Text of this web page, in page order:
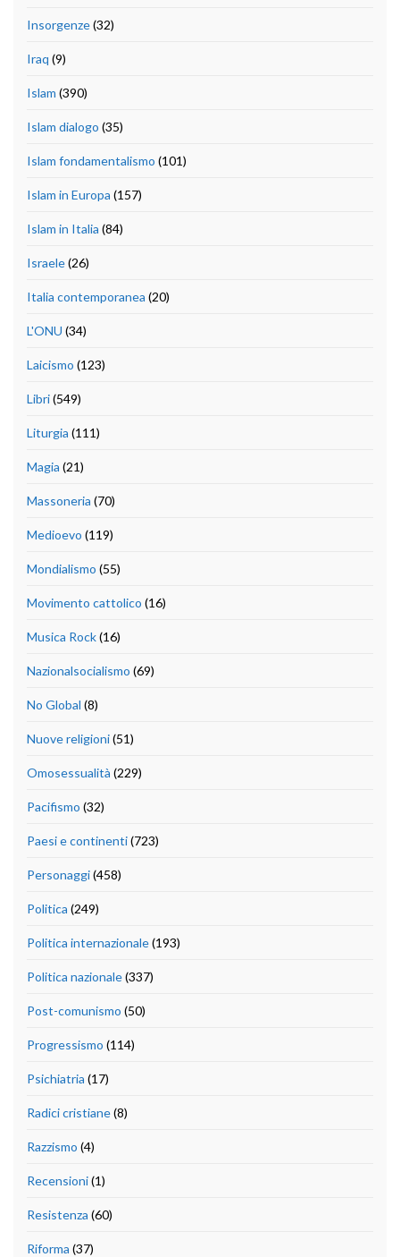
Insorgenze(32)
Iraq (9)
Islam (390)
Islam dialogo (35)
Islam fondamentalismo (101)
Islam in Europa (157)
Islam in Italia (84)
Israele(26)
Italia contemporanea (20)
L'ONU (34)
Laicismo (123)
Libri(549)
Liturgia (111)
Magia (21)
Massoneria (70)
Medioevo (119)
Mondialismo (55)
Movimento cattolico (16)
Musica Rock(16)
Nazionalsocialismo (69)
No Global (8)
Nuove religioni(51)
Omosessualità (229)
Pacifismo (32)
Paesi e continenti(723)
Personaggi(458)
Politica (249)
Politica internazionale(193)
Politica nazionale(337)
Post-comunismo (50)
Progressismo (114)
Psichiatria (17)
Radici cristiane(8)
Razzismo (4)
Recensioni(1)
Resistenza (60)
Riforma (37)